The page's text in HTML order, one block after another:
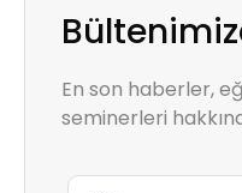
En son haberler,
seminerleri